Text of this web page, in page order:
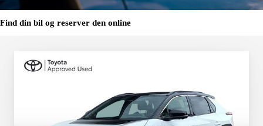
Find din bil og reserver den online